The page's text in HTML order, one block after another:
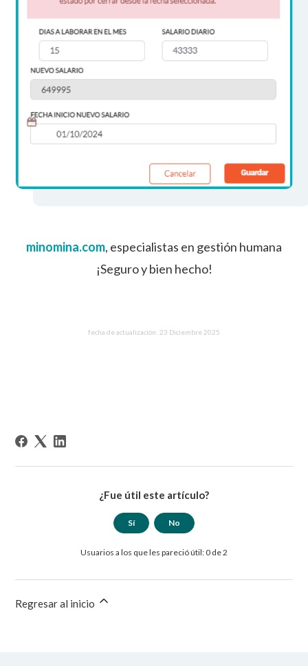
minomina.com, especialistas en gestión humana
¡Seguro y bien hecho!
fecha de actualización: 23 Diciembre 2025
¿Fue útil este artículo?
Sí No
Usuarios a los que les pareció útil: 0 de 2
Regresar al inicio